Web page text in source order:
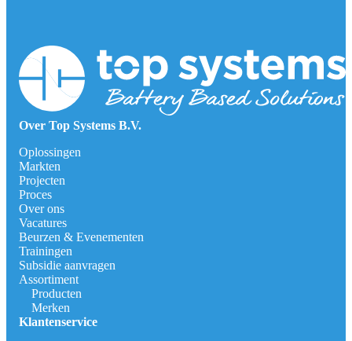
Over Top Systems B.V.
Oplossingen
Markten
Projecten
Proces
Over ons
Vacatures
Beurzen & Evenementen
Trainingen
Subsidie aanvragen
Assortiment
Producten
Merken
Klantenservice